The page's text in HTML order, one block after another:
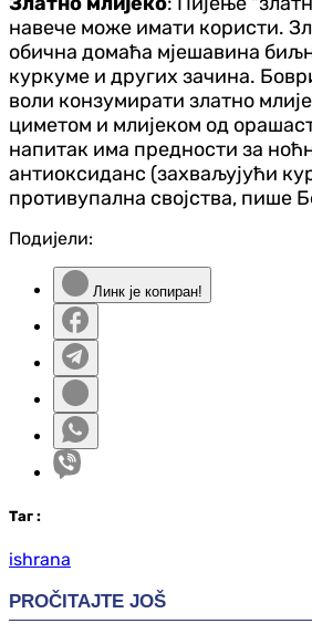
навече може имати користи.
обична домаћа мјешавина
куркуме и других зачина.
воли конзумирати златно
циметом и млијеком од
напитак има предности за
антиоксиданс (захваљујући
противупална својства, пише
Подијели:
Линк је копиран!
Таг :
ishrana